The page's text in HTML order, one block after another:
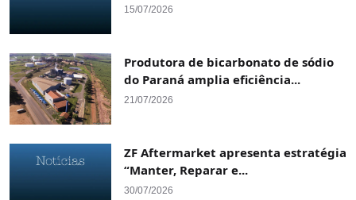
15/07/2026
Produtora de bicarbonato de sódio
do Paraná amplia eficiência...
21/07/2026
ZF Aftermarket apresenta estratégia
“Manter, Reparar e...
30/07/2026